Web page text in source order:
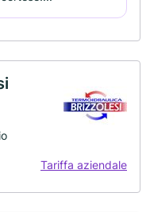
Tariffa aziendale